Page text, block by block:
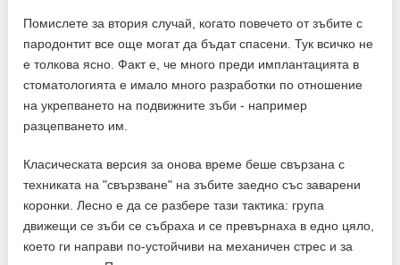
Помислете за втория случай, когато повечето от зъбите с
пародонтит все още могат да бъдат спасени. Тук всичко не
е толкова ясно. Факт е, че много преди имплантацията в
стоматологията е имало много разработки по отношение
на укрепването на подвижните зъби - например
разцепването им.
Класическата версия за онова време беше свързана с
техниката на "свързване" на зъбите заедно със заварени
коронки. Лесно е да се разбере тази тактика: група
движещи се зъби се събраха и се превърнаха в едно цяло,
което ги направи по-устойчиви на механичен стрес и за